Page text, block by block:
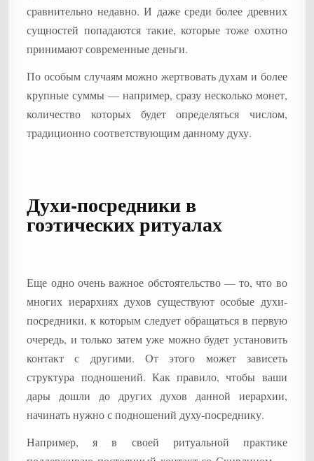
сравнительно недавно. И даже среди более древних
сущностей попадаются такие, которые тоже охотно
принимают современные деньги.
По особым случаям можно жертвовать духам и более
крупные суммы — например, сразу несколько монет,
количество которых будет определяться числом,
традиционно соответствующим данному духу.
Духи-посредники в
гоэтических ритуалах
Еще одно очень важное обстоятельство — то, что во
многих иерархиях духов существуют особые духи-
посредники, к которым следует обращаться в первую
очередь, и только затем уже можно будет установить
контакт с другими. От этого может зависеть
структура подношений. Как правило, чтобы ваши
дары дошли до других духов данной иерархии,
начинать нужно с подношений духу-посреднику.
Например, я в своей ритуальной практике